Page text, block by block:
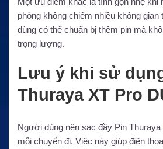
phòng không chiếm nhiều không
dùng có thể chuẩn bị thêm pin mà
trọng lượng.
Lưu ý khi sử
Thuraya XT Pro
Người dùng nên sạc đầy Pin
mỗi chuyến đi. Việc này giúp điện